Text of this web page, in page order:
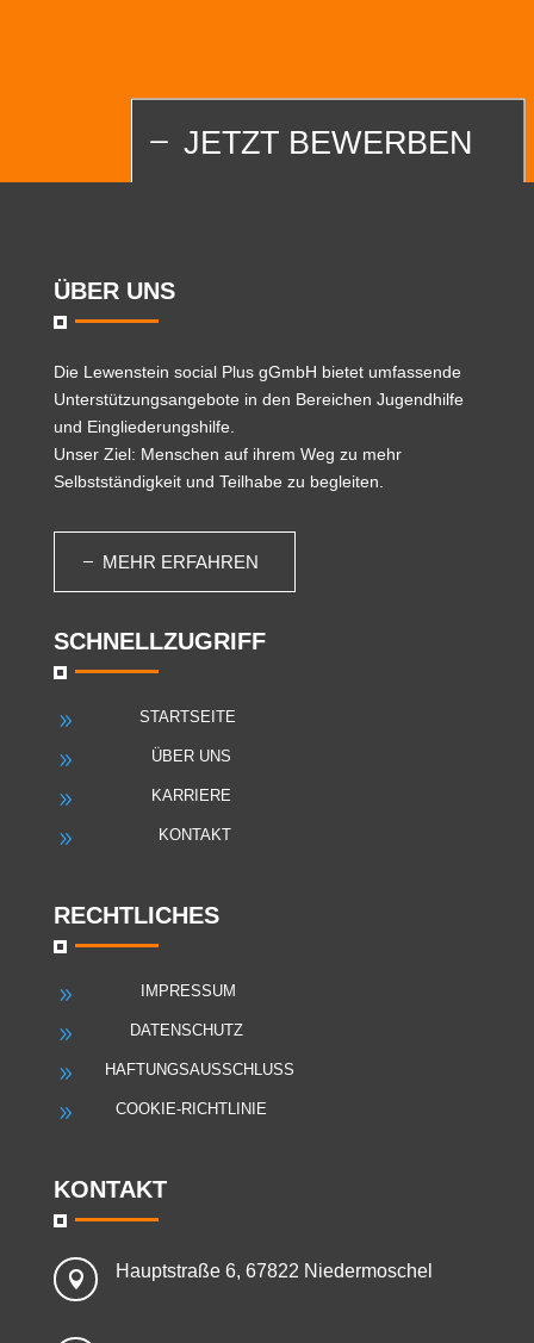
JETZT BEWERBEN
ÜBER UNS
Die Lewenstein social Plus gGmbH bietet umfassende
Unterstützungsangebote in den Bereichen Jugendhilfe
und Eingliederungshilfe.
Unser Ziel: Menschen auf ihrem Weg zu mehr
Selbstständigkeit und Teilhabe zu begleiten.
MEHR ERFAHREN
SCHNELLZUGRIFF
9 STARTSEITE
9 ÜBER UNS
9 KARRIERE
9 KONTAKT
RECHTLICHES
9 IMPRESSUM
9 DATENSCHUTZ
9 HAFTUNGSAUSSCHLUSS
9 COOKIE-RICHTLINIE
KONTAKT
 Hauptstraße 6, 67822 Niedermoschel